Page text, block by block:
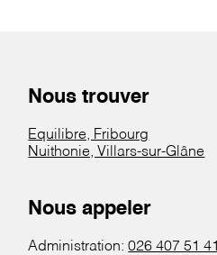
Nous trouver
Equilibre, Fribourg
Nuithonie, Villars-sur-Glâne
Nous appeler
Administration:026 407 51 41